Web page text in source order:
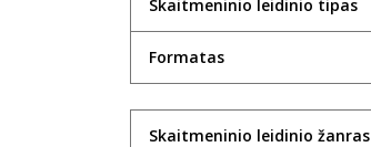
Skaitmeninio leidinio tipas
Formatas
Skaitmeninio leidinio žanras